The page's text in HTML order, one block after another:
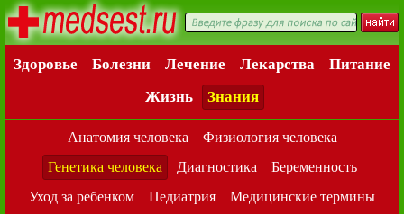
Здоровье Болезни Лечение Лекарства
Питание
Жизнь
Знания
Анатомия человека
Физиология человека
Генетика человека
Диагностика
Беременность
Уход за ребенком
Педиатрия Медицинские термины